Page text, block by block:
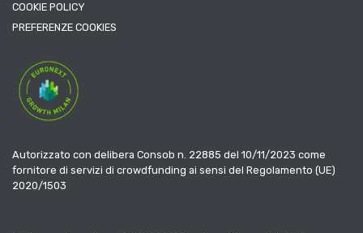
COOKIE POLICY
PREFERENZE COOKIES
Autorizzato con delibera Consob n. 22885 del 10/11/2023 come
fornitore di servizi di crowdfunding ai sensi del Regolamento (UE)
2020/1503